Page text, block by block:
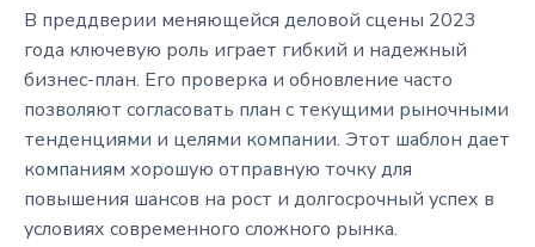
В преддверии меняющейся деловой сцены 2023
года ключевую роль играет гибкий и надежный
бизнес-план. Его проверка и обновление часто
позволяют согласовать план с текущими рыночными
тенденциями и целями компании. Этот шаблон дает
компаниям хорошую отправную точку для
повышения шансов на рост и долгосрочный успех в
условиях современного сложного рынка.